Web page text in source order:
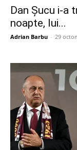
Dan Șucu i-a
noapte, lui...
Adrian Barbu - 29